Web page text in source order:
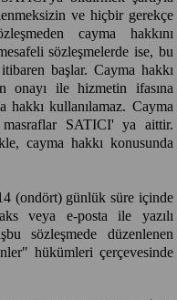
ve hiçbir gerekçe
cayma hakkını
sözleşmelerde ise, bu
başlar. Cayma hakkı
onayı ile hizmetin ifasına
hakkı kullanılamaz. Cayma
masraflar SATICI' ya aittir.
cayma hakkı konusunda
(ondört) günlük süre içinde
veya e-posta ile yazılı
sözleşmede düzenlenen
hükümleri çerçevesinde